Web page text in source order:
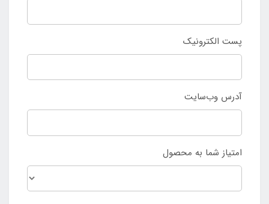
پست الکترونیک
آدرس وب‌سایت
امتیاز شما به محصول